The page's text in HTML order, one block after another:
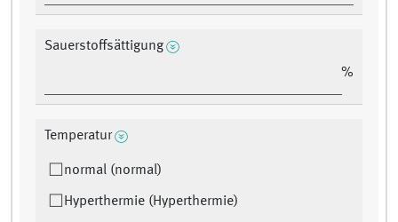
Sauerstoffsättigung
%
Temperatur
normal (normal)
Hyperthermie (Hyperthermie)